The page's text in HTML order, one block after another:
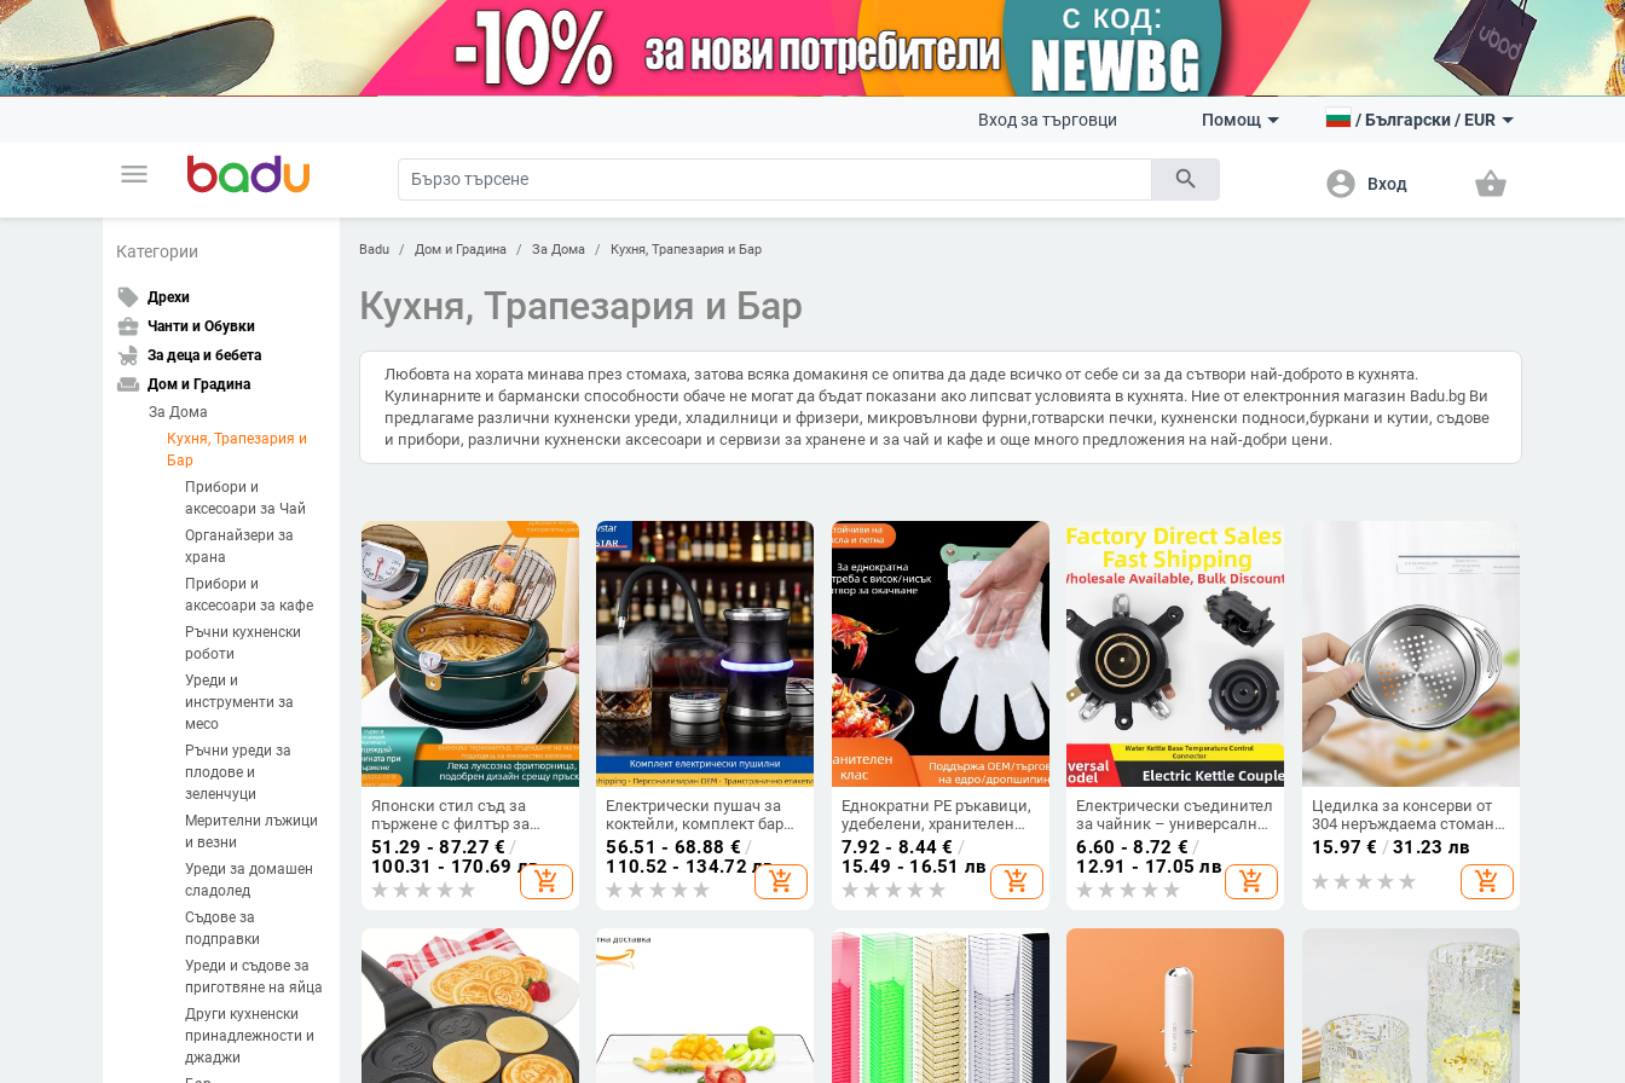
menu search
Вход за търговци Помощ /Български/ EUR
account_circle Вход shopping_basket
Категории
local_offer Дрехи
business_center Чанти и Обувки
child_friendly За деца и бебета
weekend Дом и Градина
За Дома
Кухня, Трапезария и
Бар
Прибори и
аксесоари за Чай
Органайзери за
храна
Прибори и
аксесоари за кафе
Ръчни кухненски
роботи
Уреди и
инструменти за
месо
Ръчни уреди за
плодове и
зеленчуци
Мерителни лъжици
и везни
Уреди за домашен
сладолед
Съдове за
подправки
Уреди и съдове за
приготвяне на яйца
Други кухненски
принадлежности и
джаджи
Badu Дом и Градина За Дома Кухня, Трапезария и Бар
Кухня, Трапезария и Бар
Любовта на хората минава през стомаха, затова всяка домакиня се опитва да даде всичко от себе си за да сътвори най-доброто в кухнята.
Кулинарните и бармански способности обаче не могат да бъдат показани ако липсват условията в кухнята. Ние от електронния магазин Badu.bg Ви
предлагаме различни кухненски уреди, хладилници и фризери, микровълнови фурни,готварски печки, кухненски подноси,буркани и кутии, съдове
и прибори, различни кухненски аксесоари и сервизи за хранене и за чай и кафе и още много предложения на най-добри цени.
Японски стил съд за
пържене с филтър за
масло, сукияки котел и
супова тенджера,
многофункционален съд
за дома и за бизнес
51.29 - 87.27 € /
100.31 - 170.69 лв
add_shopping_cart
Електрически пушач за
коктейли, комплект бар
инструменти,
димогенератор за уиски,
димогенератор за
плодове и стейк, дим за
56.51 - 68.88 € /
110.52 - 134.72 лв
add_shopping_cart
Еднократни PE ръкавици,
удебелени, хранителен
клас, за кухня и
заведения, стенно
окачване, издръжливи
пластмасови ръкавици
7.92 - 8.44 € /
15.49 - 16.51 лв
add_shopping_cart
Електрически съединител
за чайник – универсална
горна и долна основа,
двутемпературен
контролен
превключвател, аксесоар
6.60 - 8.72 € /
12.91 - 17.05 лв
add_shopping_cart
Цедилка за консерви от
304 неръждаема стомана
с ушички и филтър за
остатъци – модерен
минималистичен дизайн
15.97 € /31.23 лв
add_shopping_cart